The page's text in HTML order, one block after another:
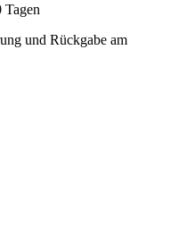
Tagen
und Rückgabe am